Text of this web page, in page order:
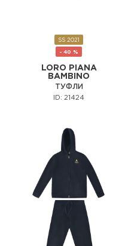
SS 2021
- 40 %
LORO PIANA
BAMBINO
ТУФЛИ
ID: 21424